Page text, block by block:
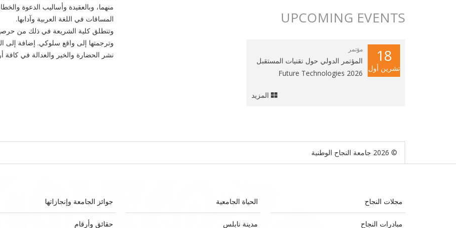
منهما، وبالعقيدة وأساليب الدعوة
المساقات في اللغة العربية وآدابها.
وتنطلق كلية الشريعة في ذلك من
وترجمتها إلى واقع سلوكي. إضافة إلى
نشر الحضارة والخير والعدالة في كافة
UPCOMING EVENTS
18
تشرين أول
مؤتمر
المؤتمر الدولي حول تقنيات المستقبل
2026 Future Technologies
المزيد
© 2026 جامعة النجاح الوطنية
مجلات النجاح
مبادرات النجاح
الحياة الجامعية
مدينة نابلس
جوائز الجامعة وإنجازاتها
حقائق وأرقام